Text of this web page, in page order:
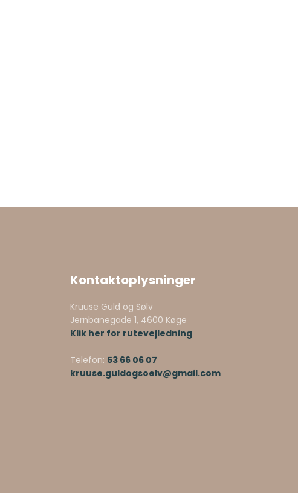
Kontaktoplysninger
Kruuse Guld og Sølv
Jernbanegade 1, 4600 Køge
Klik her for rutevejledning
Telefon: 53 66 06 07
kruuse.guldogsoelv@gmail.com